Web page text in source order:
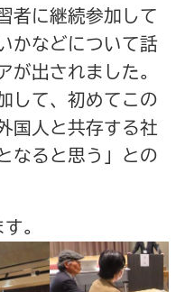
者に継続参加して
かなどについて話
が出されました。
して、初めてこの
国人と共存する社
なると思う」との
。